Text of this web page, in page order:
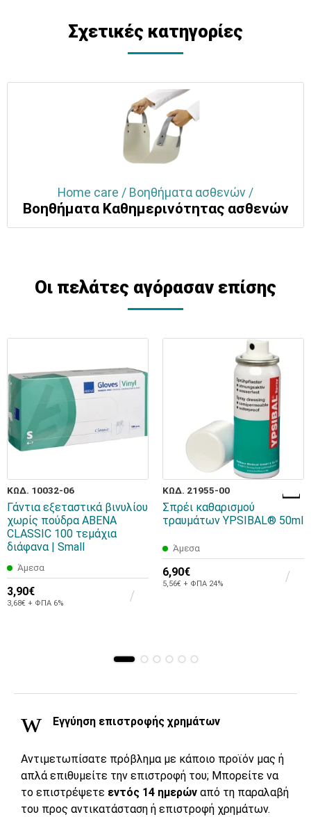
Σχετικές κατηγορίες
Home care / Βοηθήματα ασθενών /
Βοηθήματα Καθημερινότητας ασθενών
Οι πελάτες αγόρασαν επίσης
ΚΩΔ. 10032-06
Γάντια εξεταστικά βινυλίου
χωρίς πούδρα ABENA
CLASSIC 100 τεμάχια
διάφανα | Small
Άμεσα
3,90€
3,68€ + ΦΠΑ 6%
ΚΩΔ. 21955-00
Σπρέι καθαρισμού
τραυμάτων YPSIBAL® 50ml
Άμεσα
6,90€
5,56€ + ΦΠΑ 24%
Εγγύηση επιστροφής χρημάτων
Αντιμετωπίσατε πρόβλημα με κάποιο προϊόν μας ή
απλά επιθυμείτε την επιστροφή του; Μπορείτε να
το επιστρέψετε εντός 14 ημερών από τη παραλαβή
του προς αντικατάσταση ή επιστροφή χρημάτων.